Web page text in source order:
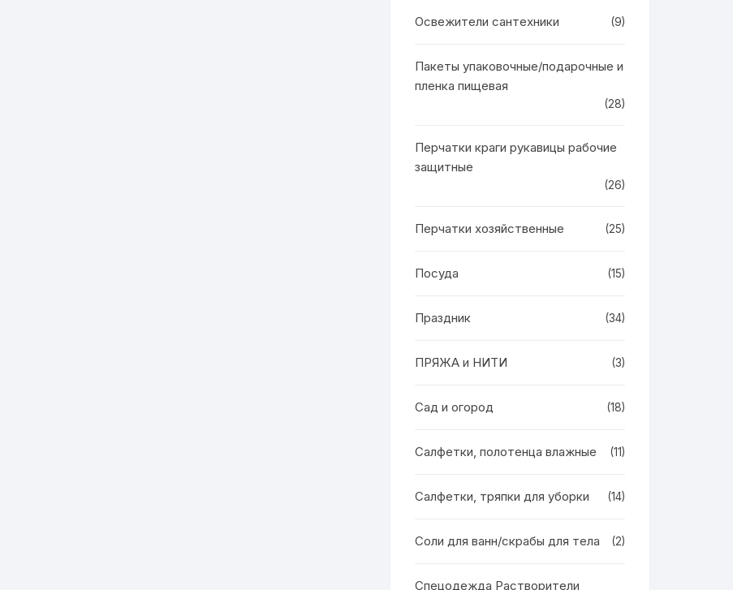
Освежители сантехники (9)
Пакеты упаковочные/подарочные и
пленка пищевая
(28)
Перчатки краги рукавицы рабочие
защитные
(26)
Перчатки хозяйственные (25)
Посуда (15)
Праздник (34)
ПРЯЖА и НИТИ (3)
Сад и огород (18)
Салфетки, полотенца влажные (11)
Салфетки, тряпки для уборки (14)
Соли для ванн/скрабы для тела (2)
Спецодежда Растворители